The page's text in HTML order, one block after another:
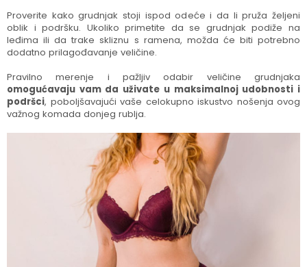
Proverite kako grudnjak stoji ispod odeće i da li pruža željeni
oblik i podršku. Ukoliko primetite da se grudnjak podiže na
leđima ili da trake skliznu s ramena, možda će biti potrebno
dodatno prilagođavanje veličine.
Pravilno merenje i pažljiv odabir veličine grudnjaka
omogućavaju vam da uživate u maksimalnoj udobnosti i
podršci, poboljšavajući vaše celokupno iskustvo nošenja ovog
važnog komada donjeg rublja.